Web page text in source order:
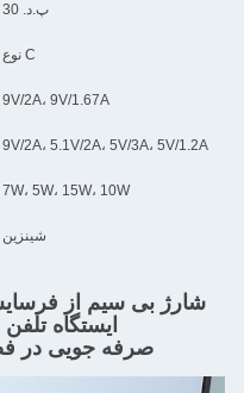
پ.د. 30
نوع C
9V/2A، 9V/1.67A
9V/2A، 5.1V/2A، 5V/3A، 5V/1.2A
7W، 5W، 15W، 10W
شينزين
1، شارژ بی سیم از
2. ايستگاه
۳. صرفه جویی در